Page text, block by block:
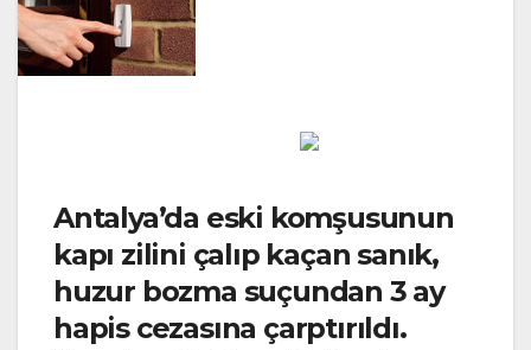
Antalya’da eski komşusunun
kapı zilini çalıp kaçan sanık,
huzur bozma suçundan 3 ay
hapis cezasına çarptırıldı.